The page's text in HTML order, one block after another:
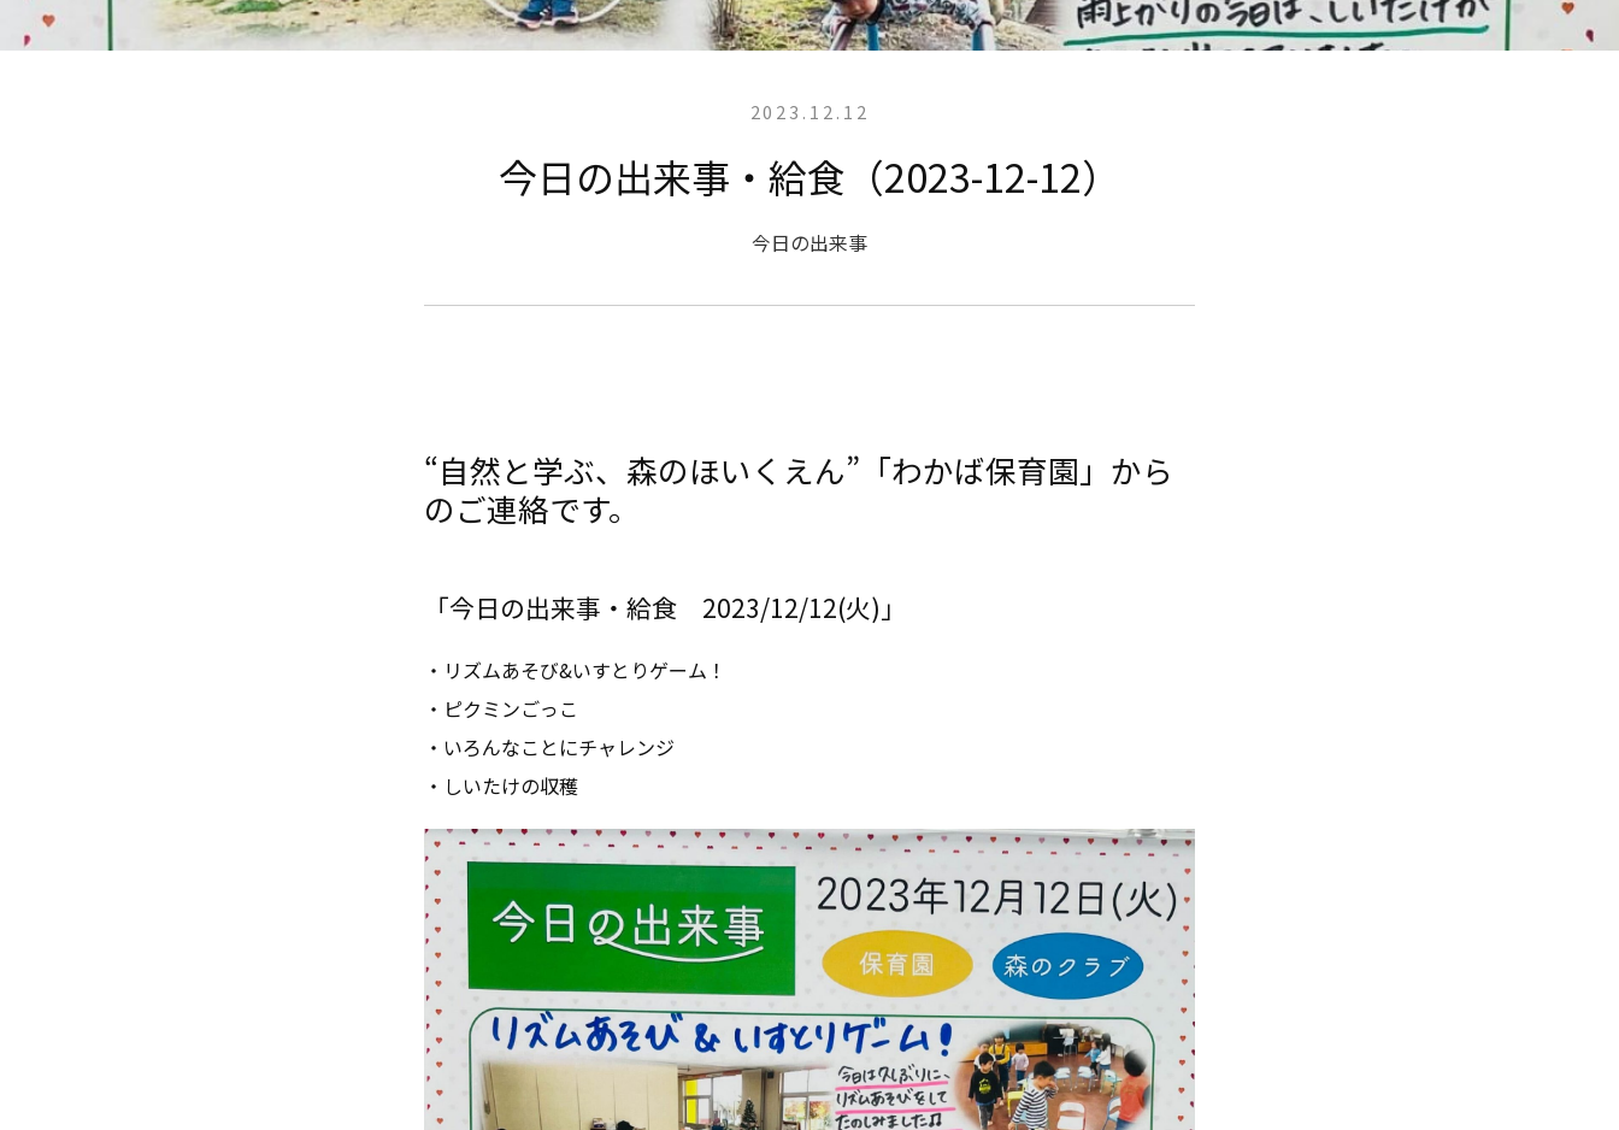
2023.12.12
今日の出来事・給食（2023-12-12）
今日の出来事
“自然と学ぶ、森のほいくえん”「わかば保育園」から
のご連絡です。
「今日の出来事・給食 2023/12/12(火)」
・リズムあそび&いすとりゲーム！
・ピクミンごっこ
・いろんなことにチャレンジ
・しいたけの収穫